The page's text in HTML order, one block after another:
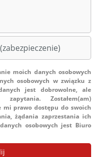
moich danych osobowych
osobowych w związku z
jest dobrowolne, ale
Zostałem(am)
mi prawo dostępu do swoich
żądania zaprzestania ich
osobowych jest Biuro